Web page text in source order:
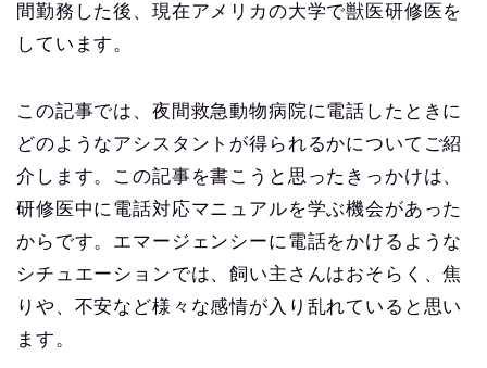
間勤務した後、現在アメリカの大学で獣医研修医を
しています。
この記事では、夜間救急動物病院に電話したときに
どのようなアシスタントが得られるかについてご紹
介します。この記事を書こうと思ったきっかけは、
研修医中に電話対応マニュアルを学ぶ機会があった
からです。エマージェンシーに電話をかけるような
シチュエーションでは、飼い主さんはおそらく、焦
りや、不安など様々な感情が入り乱れていると思い
ます。